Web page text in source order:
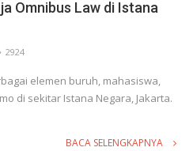
Omnibus Law di Istana
2924
elemen buruh, mahasiswa,
di sekitar Istana Negara, Jakarta.
BACA SELENGKAPNYA